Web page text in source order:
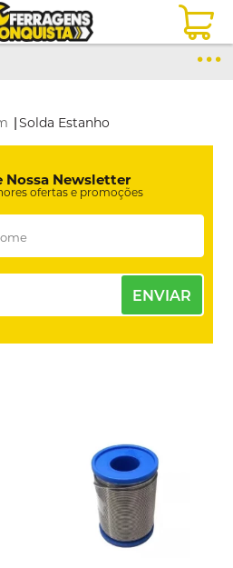
|Solda Estanho
Nossa Newsletter
ofertas e promoções
ENVIAR